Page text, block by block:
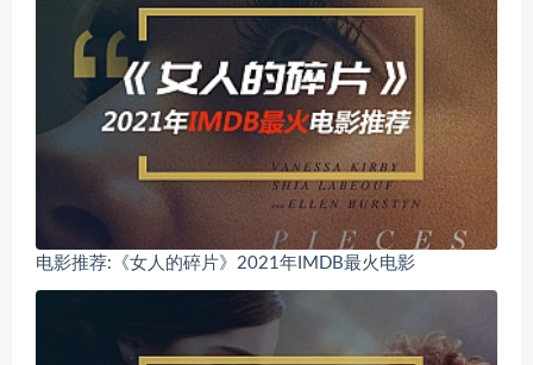
电影推荐:《女人的碎片》2021年IMDB最火电影